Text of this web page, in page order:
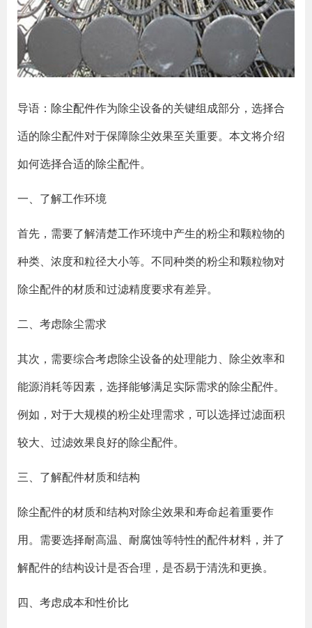
导语： 除尘配件作为除尘设备的关键组成部分，选择合
适的除尘配件对于保障除尘效果至关重要。本文将介绍
如何选择合适的除尘配件。
一、了解工作环境
首先，需要了解清楚工作环境中产生的粉尘和颗粒物的
种类、浓度和粒径大小等。不同种类的粉尘和颗粒物对
除尘配件的材质和过滤精度要求有差异。
二、考虑除尘需求
其次，需要综合考虑除尘设备的处理能力、除尘效率和
能源消耗等因素，选择能够满足实际需求的除尘配件。
例如，对于大规模的粉尘处理需求，可以选择过滤面积
较大、过滤效果良好的除尘配件。
三、了解配件材质和结构
除尘配件的材质和结构对除尘效果和寿命起着重要作
用。需要选择耐高温、耐腐蚀等特性的配件材料，并了
解配件的结构设计是否合理，是否易于清洗和更换。
四、考虑成本和性价比